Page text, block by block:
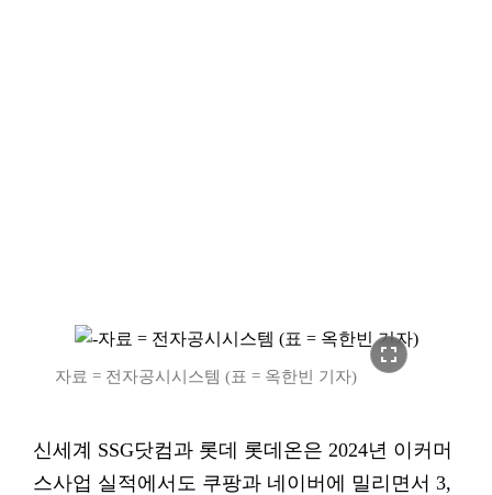
fullscreen
자료 = 전자공시시스템 (표 = 옥한빈 기자)
신세계 SSG닷컴과 롯데 롯데온은 2024년 이커머
스사업 실적에서도 쿠팡과 네이버에 밀리면서 3,